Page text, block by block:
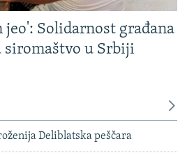
jeo': Solidarnost građana
siromaštvo u Srbiji
Deliblatska peščara